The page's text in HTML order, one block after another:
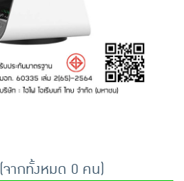
(จากทั้งหมด 0 คน)